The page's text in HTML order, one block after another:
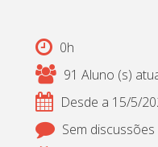
0h
91 Aluno (s)
Desde a 15/5/
Sem discussões